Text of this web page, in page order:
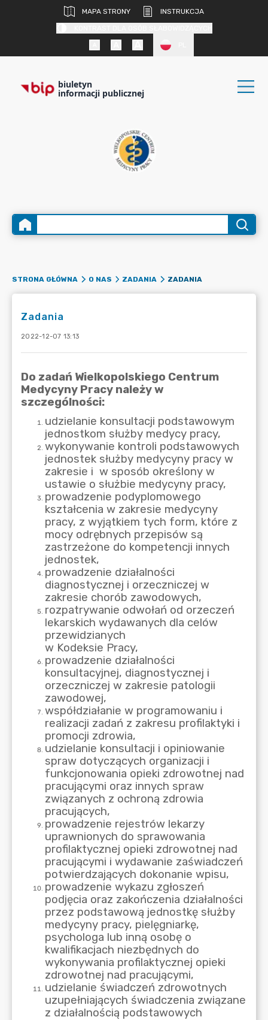
MAPA STRONY
INSTRUKCJA
biuletyn
informacji publicznej
STRONA GŁÓWNA O NAS ZADANIA ZADANIA
Zadania
2022-12-07 13:13